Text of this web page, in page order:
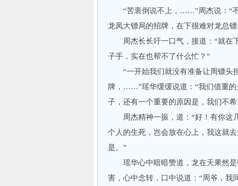
“苦衷倒说不上，……”周杰说：“不
龙凤大镖局的招牌，在下很难对龙总
周杰长长吁一口气，接道：“就在下
子手，实在也帮不了什么忙？”
“一开始我们就没有准备让周镖头
牌，……”瑶华缓缓说道：“我们借重的
子，还有一个重要的原因是，我们不
周杰精神一振，道：“好！有你这
个人的生死，岂会放在心上，我这就
是。”
瑶华心中暗暗赞道，龙在天果然是
害，心中念转，口中说道：“周爷，我